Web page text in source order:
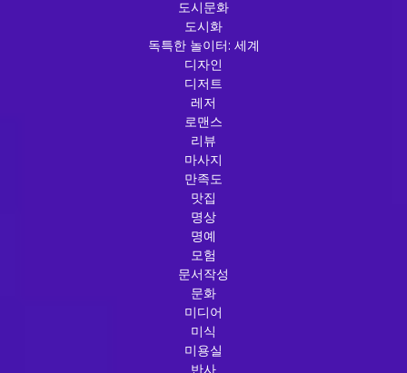
도시문화
도시화
독특한 놀이터: 세계
디자인
디저트
레저
로맨스
리뷰
마사지
만족도
맛집
명상
명예
모험
문서작성
문화
미디어
미식
미용실
반사